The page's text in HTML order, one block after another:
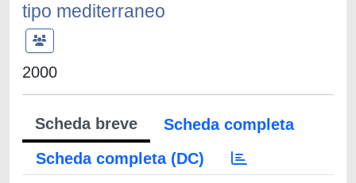
tipo mediterraneo
2000
Scheda breve
Scheda completa
Scheda completa (DC)